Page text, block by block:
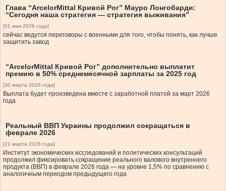
Глава “ArcelorMittal Кривой Рог” Мауро Лонгобарди:
“Сегодня наша стратегия — стратегия выживания”
[01 мая 2026 года]
сейчас ведутся переговоры с военными для того, чтобы понять, как лучше
защитить завод
“ArcelorMittal Кривой Рог” дополнительно выплатит
премию в 50% среднемесячной зарплаты за 2025 год
[30 марта 2026 года]
Выплата будет произведена вместе с заработной платой за март 2026
года
Реальный ВВП Украины продолжил сокращаться в
феврале 2026
[21 марта 2026 года]
Институт экономических исследований и политических консультаций
продолжил фиксировать сокращение реального валового внутреннего
продукта (ВВП) в феврале 2026 года — на уровне 1,5% по сравнению с
аналогичным периодом предыдущего года